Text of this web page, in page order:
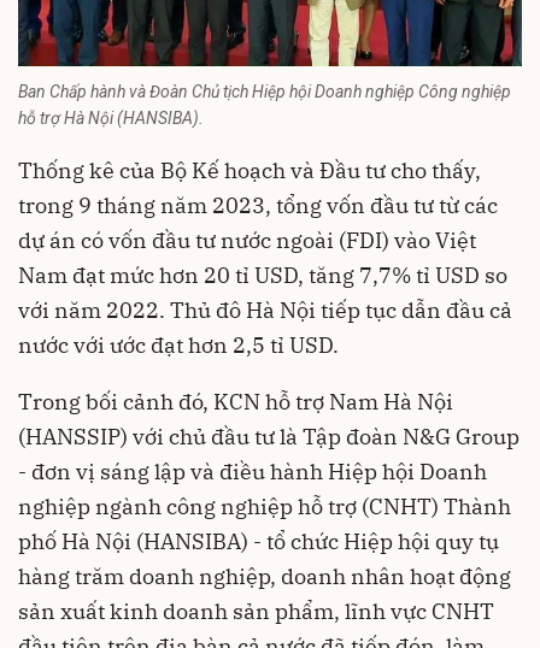
Ban Chấp hành và Đoàn Chủ tịch Hiệp hội Doanh nghiệp Công nghiệp
hỗ trợ Hà Nội (HANSIBA).
Thống kê của Bộ Kế hoạch và Đầu tư cho thấy,
trong 9 tháng năm 2023, tổng vốn đầu tư từ các
dự án có vốn đầu tư nước ngoài (FDI) vào Việt
Nam đạt mức hơn 20 tỉ USD, tăng 7,7% tỉ USD so
với năm 2022. Thủ đô Hà Nội tiếp tục dẫn đầu cả
nước với ước đạt hơn 2,5 tỉ USD.
Trong bối cảnh đó, KCN hỗ trợ Nam Hà Nội
(HANSSIP) với chủ đầu tư là Tập đoàn N&G Group
- đơn vị sáng lập và điều hành Hiệp hội Doanh
nghiệp ngành công nghiệp hỗ trợ (CNHT) Thành
phố Hà Nội (HANSIBA) - tổ chức Hiệp hội quy tụ
hàng trăm doanh nghiệp, doanh nhân hoạt động
sản xuất kinh doanh sản phẩm, lĩnh vực CNHT